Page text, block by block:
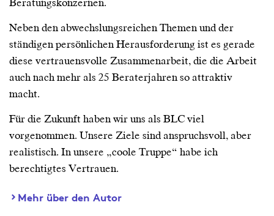
Neben den abwechslungsreichen Themen und der
ständigen persönlichen Herausforderung ist es gerade
diese vertrauensvolle Zusammenarbeit, die die Arbeit
auch nach mehr als 25 Beraterjahren so attraktiv
macht.
Für die Zukunft haben wir uns als BLC viel
vorgenommen. Unsere Ziele sind anspruchsvoll, aber
realistisch. In unsere „coole Truppe“ habe ich
berechtigtes Vertrauen.
Mehr über den Autor